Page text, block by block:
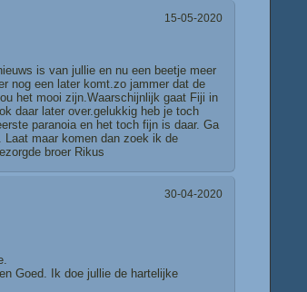
15-05-2020
is van jullie en nu een beetje meer
nog een later komt.zo jammer dat de
het mooi zijn.Waarschijnlijk gaat Fiji in
daar later over.gelukkig heb je toch
paranoia en het toch fijn is daar. Ga
maar komen dan zoek ik de
broer Rikus
30-04-2020
Goed. Ik doe jullie de hartelijke